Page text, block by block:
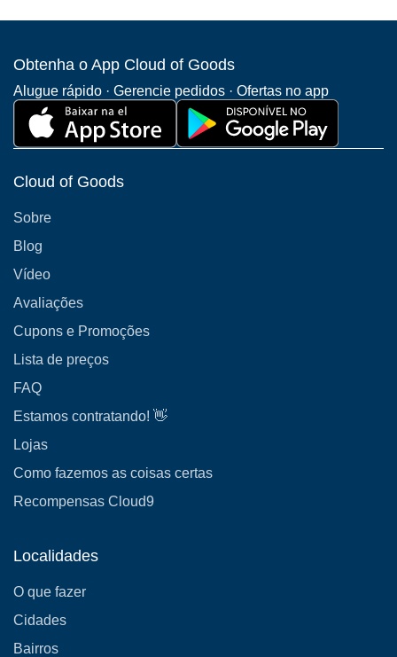
Obtenha o App Cloud of Goods
Alugue rápido · Gerencie pedidos · Ofertas no app
Cloud of Goods
Sobre
Blog
Vídeo
Avaliações
Cupons e Promoções
Lista de preços
FAQ
Estamos contratando! 👋
Lojas
Como fazemos as coisas certas
Recompensas Cloud9
Localidades
O que fazer
Cidades
Bairros